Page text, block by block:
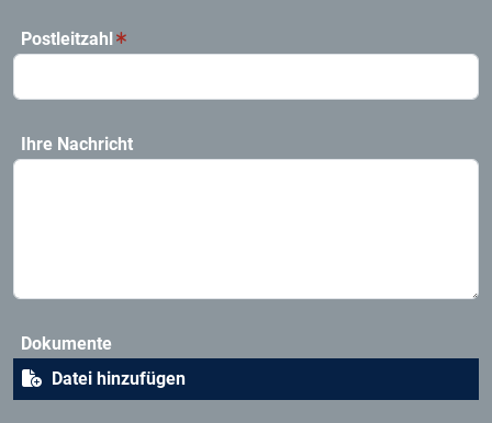
Postleitzahl
Ihre Nachricht
Dokumente
Datei hinzufügen